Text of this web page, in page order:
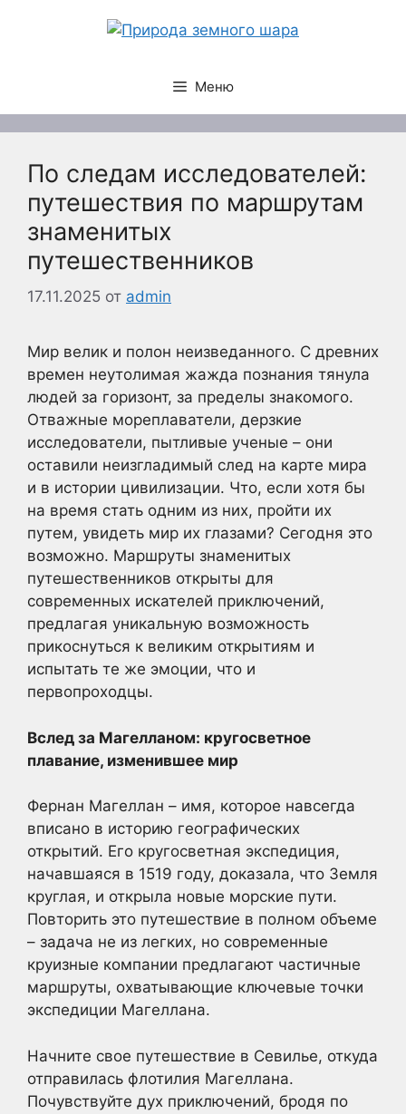
Меню
По следам исследователей:
путешествия по маршрутам
знаменитых
путешественников
17.11.2025 от admin
Мир велик и полон неизведанного. С древних
времен неутолимая жажда познания тянула
людей за горизонт, за пределы знакомого.
Отважные мореплаватели, дерзкие
исследователи, пытливые ученые – они
оставили неизгладимый след на карте мира
и в истории цивилизации. Что, если хотя бы
на время стать одним из них, пройти их
путем, увидеть мир их глазами? Сегодня это
возможно. Маршруты знаменитых
путешественников открыты для
современных искателей приключений,
предлагая уникальную возможность
прикоснуться к великим открытиям и
испытать те же эмоции, что и
первопроходцы.
Вслед за Магелланом: кругосветное
плавание, изменившее мир
Фернан Магеллан – имя, которое навсегда
вписано в историю географических
открытий. Его кругосветная экспедиция,
начавшаяся в 1519 году, доказала, что Земля
круглая, и открыла новые морские пути.
Повторить это путешествие в полном объеме
– задача не из легких, но современные
круизные компании предлагают частичные
маршруты, охватывающие ключевые точки
экспедиции Магеллана.
Начните свое путешествие в Севилье, откуда
отправилась флотилия Магеллана.
Почувствуйте дух приключений, бродя по